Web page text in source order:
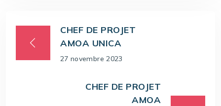
CHEF DE PROJET
AMOA UNICA
27 novembre 2023
CHEF DE PROJET
AMOA